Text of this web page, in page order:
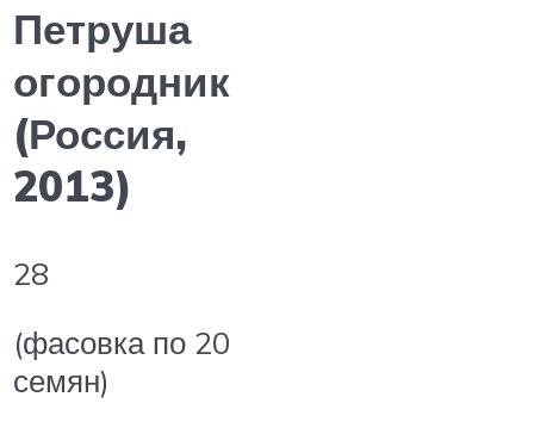
Петруша
огородник
(Россия,
2013)
28
(фасовка по 20
семян)